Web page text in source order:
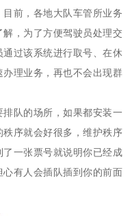
前，各地大队车管所业务
，为了方便驾驶员处理交
过该系统进行取号、在休
理业务，再也不会出现群
队的场所，如果都安装一
序就会好很多，维护秩序
一张票号就说明你已经成
有人会插队插到你的前面